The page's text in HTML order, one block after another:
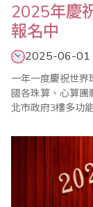
2025年慶
報名中
2025-06-01
一年一度慶祝世
國各珠算、心算團
北市政府3樓多功
暨國際觀摩賽等系列活